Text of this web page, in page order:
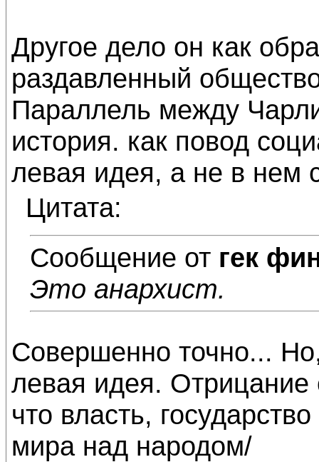
Другое дело он как
раздавленный
Параллель между
история. как повод
левая идея, а не в нем
Цитата:
Сообщение от гек
Это анархист.
Совершенно точно...
левая идея. Отрицание
что власть,
мира над народом/